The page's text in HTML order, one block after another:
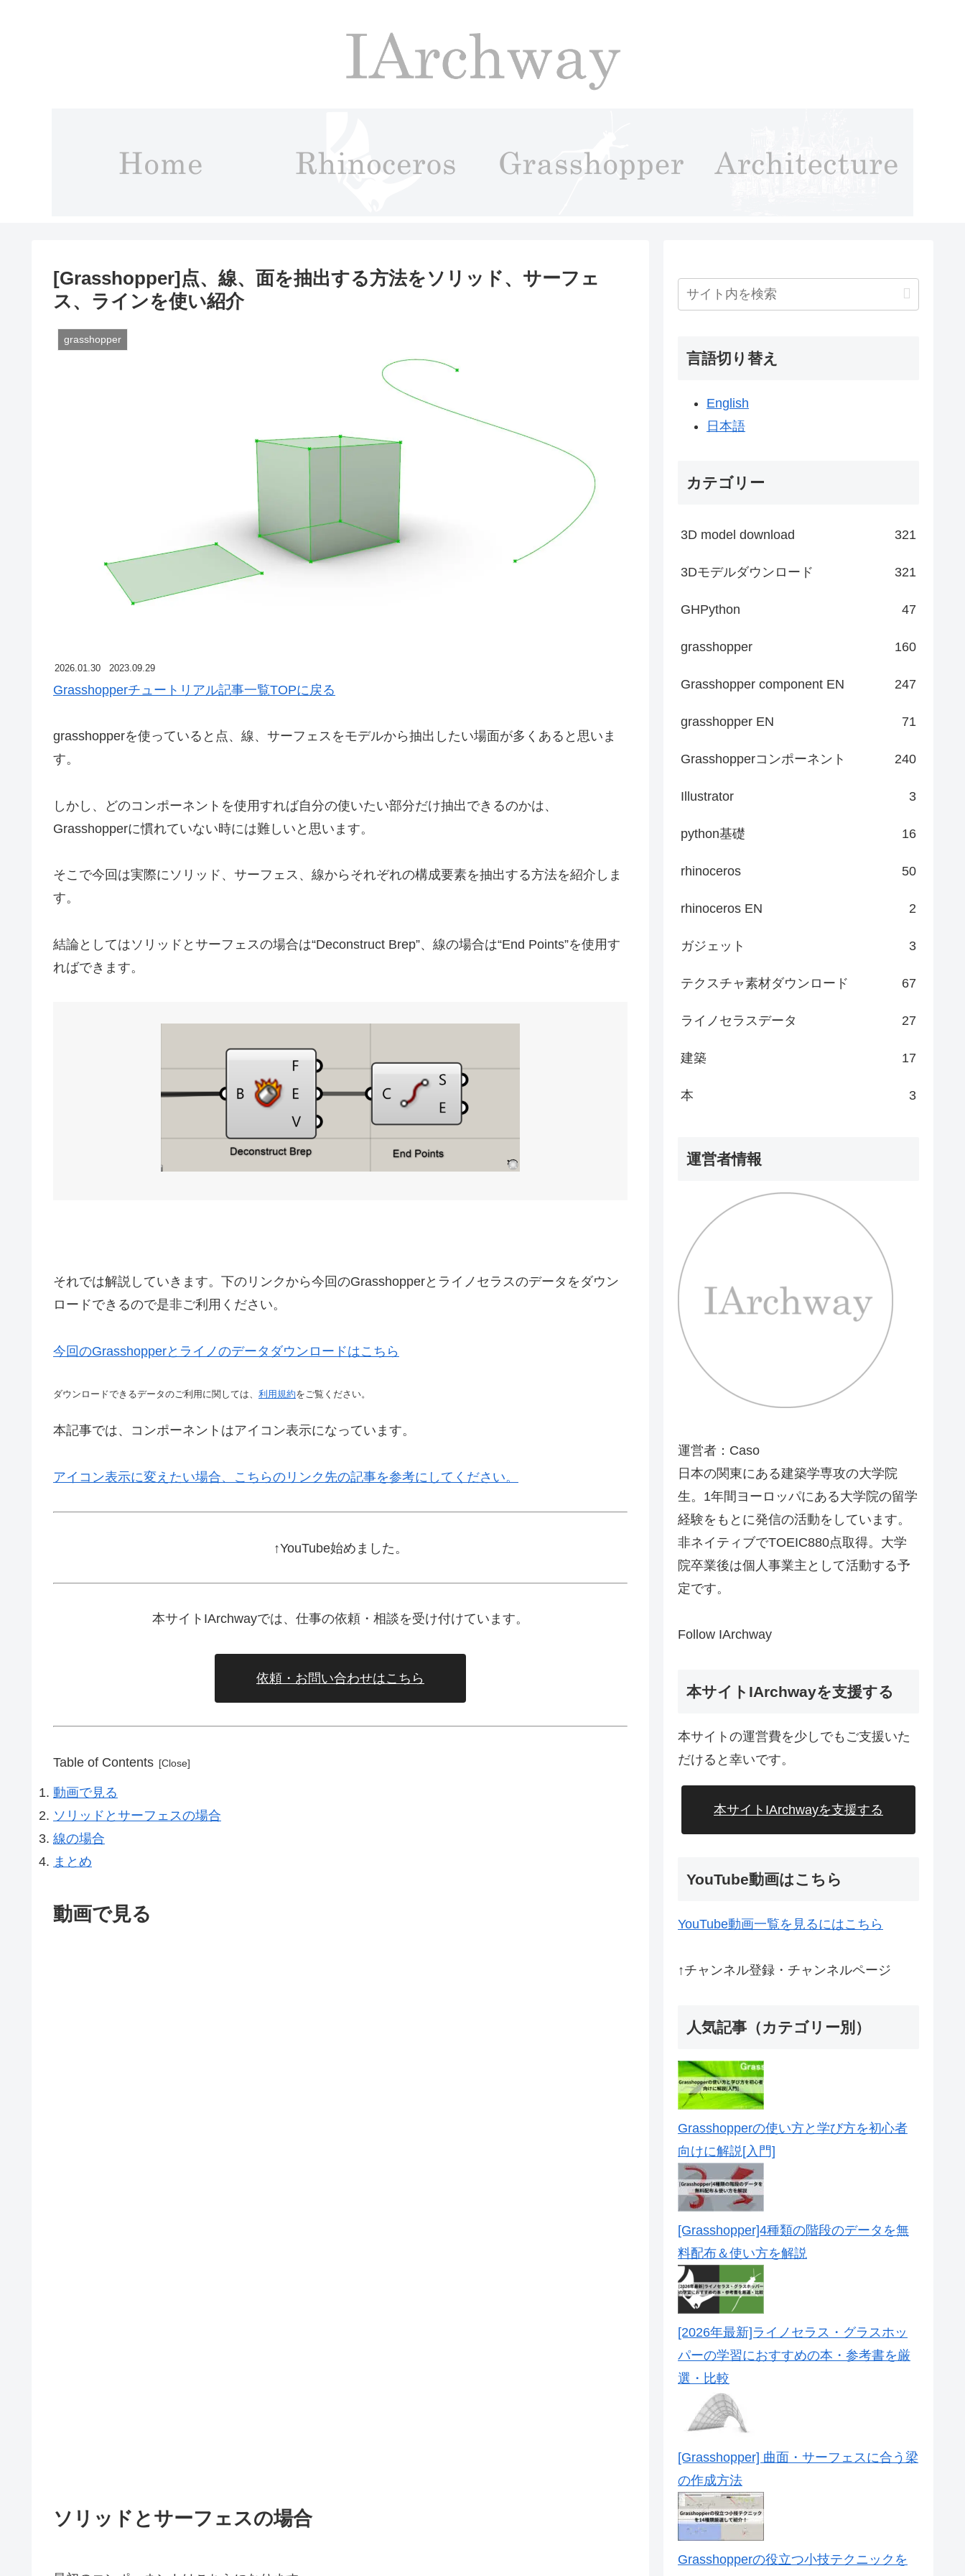
[Grasshopper]点、線、面を抽出する方法をソリッド、サーフェ
ス、ラインを使い紹介
grasshopper
2026.01.30 2023.09.29
Grasshopperチュートリアル記事一覧TOPに戻る
grasshopperを使っていると点、線、サーフェスをモデルから抽出したい場面が多くあると思いま
す。
しかし、どのコンポーネントを使用すれば自分の使いたい部分だけ抽出できるのかは、
Grasshopperに慣れていない時には難しいと思います。
そこで今回は実際にソリッド、サーフェス、線からそれぞれの構成要素を抽出する方法を紹介しま
す。
結論としてはソリッドとサーフェスの場合は“Deconstruct Brep”、線の場合は“End Points”を使用す
ればできます。
それでは解説していきます。下のリンクから今回のGrasshopperとライノセラスのデータをダウン
ロードできるので是非ご利用ください。
今回のGrasshopperとライノのデータダウンロードはこちら
ダウンロードできるデータのご利用に関しては、 利用規約をご覧ください。
本記事では、コンポーネントはアイコン表示になっています。
アイコン表示に変えたい場合、こちらのリンク先の記事を参考にしてください。
↑YouTube始めました。
本サイトIArchwayでは、仕事の依頼・相談を受け付けています。
依頼・お問い合わせはこちら
Table of Contents
動画で見る
ソリッドとサーフェスの場合
線の場合
まとめ
動画で見る
ソリッドとサーフェスの場合
言語切り替え
English
日本語
カテゴリー
3D model download 321
3Dモデルダウンロード 321
GHPython 47
grasshopper 160
Grasshopper component EN 247
grasshopper EN 71
Grasshopperコンポーネント 240
Illustrator 3
python基礎 16
rhinoceros 50
rhinoceros EN 2
ガジェット 3
テクスチャ素材ダウンロード 67
ライノセラスデータ 27
建築 17
本 3
運営者情報
運営者：Caso
日本の関東にある建築学専攻の大学院
生。1年間ヨーロッパにある大学院の留学
経験をもとに発信の活動をしています。
非ネイティブでTOEIC880点取得。大学
院卒業後は個人事業主として活動する予
定です。
Follow IArchway
本サイトIArchwayを支援する
本サイトの運営費を少しでもご支援いた
だけると幸いです。
本サイトIArchwayを支援する
YouTube動画はこちら
YouTube動画一覧を見るにはこちら
↑チャンネル登録・チャンネルページ
人気記事（カテゴリー別）
Grasshopperの使い方と学び方を初心者
向けに解説[入門]
[Grasshopper]4種類の階段のデータを無
料配布＆使い方を解説
[2026年最新]ライノセラス・グラスホッ
パーの学習におすすめの本・参考書を厳
選・比較
[Grasshopper] 曲面・サーフェスに合う梁
の作成方法
Grasshopperの役立つ小技テクニックを